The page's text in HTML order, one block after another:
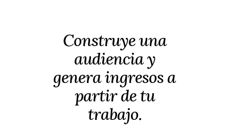
Construye una
audiencia y
genera ingresos a
partir de tu
trabajo.